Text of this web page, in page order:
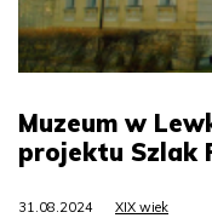
Muzeum w
projektu Szlak
31.08.2024 XIX wiek